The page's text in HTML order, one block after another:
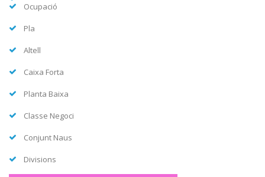
Ocupació
Pla
Altell
Caixa Forta
Planta Baixa
Classe Negoci
Conjunt Naus
Divisions